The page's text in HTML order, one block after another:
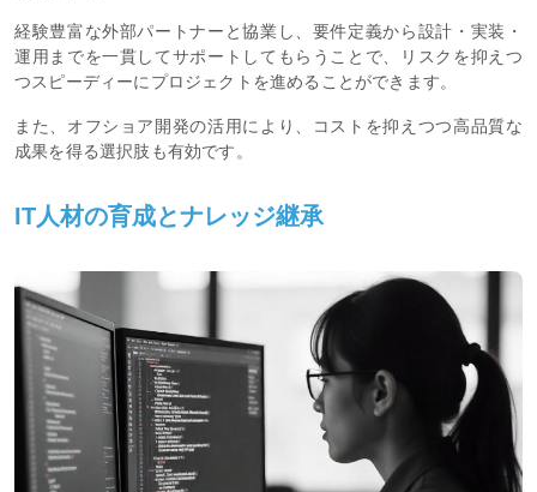
経験豊富な外部パートナーと協業し、要件定義から設計・実装・
運用までを一貫してサポートしてもらうことで、リスクを抑えつ
つスピーディーにプロジェクトを進めることができます。
また、オフショア開発の活用により、コストを抑えつつ高品質な
成果を得る選択肢も有効です。
IT人材の育成とナレッジ継承